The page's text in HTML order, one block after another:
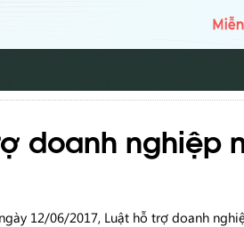
doanh nghiệp
12/06/2017, Luật hỗ trợ doanh